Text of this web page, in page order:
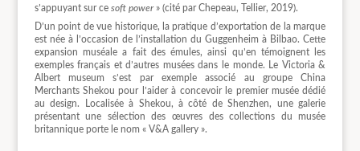
s’appuyant sur ce soft power» (cité par Chepeau, Tellier, 2019).
D’un point de vue historique, la pratique d’exportation de la marque
est née à l’occasion de l’installation du Guggenheim à Bilbao. Cette
expansion muséale a fait des émules, ainsi qu’en témoignent les
exemples français et d’autres musées dans le monde. Le Victoria &
Albert museum s’est par exemple associé au groupe China
Merchants Shekou pour l’aider à concevoir le premier musée dédié
au design. Localisée à Shekou, à côté de Shenzhen, une galerie
présentant une sélection des œuvres des collections du musée
britannique porte le nom « V&A gallery ».